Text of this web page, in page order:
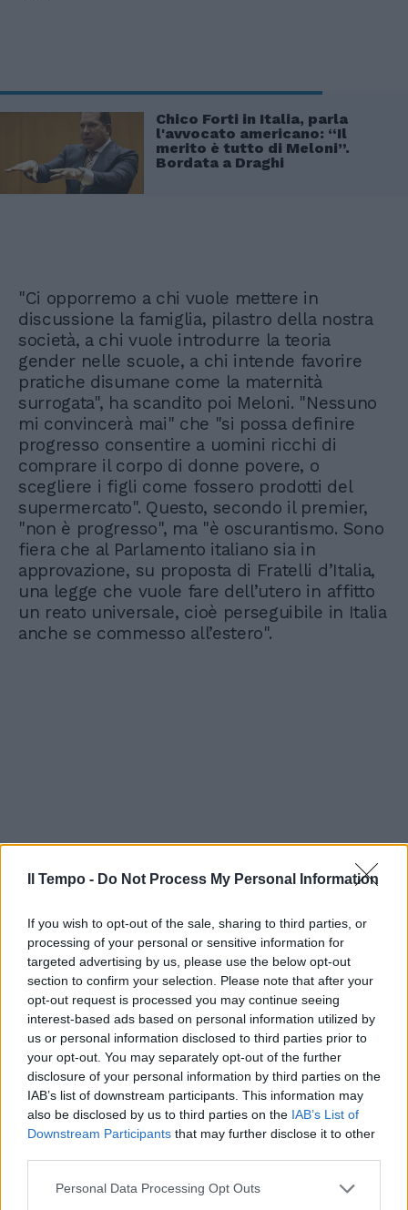
Il Tempo - Do Not Process My Personal Information
If you wish to opt-out of the sale, sharing to third parties, or
processing of your personal or sensitive information for
targeted advertising by us, please use the below opt-out
section to confirm your selection. Please note that after your
opt-out request is processed you may continue seeing
interest-based ads based on personal information utilized by
us or personal information disclosed to third parties prior to
your opt-out. You may separately opt-out of the further
disclosure of your personal information by third parties on the
IAB’s list of downstream participants. This information may
also be disclosed by us to third parties on the IAB’s List of
Downstream Participants that may further disclose it to other
Personal Data Processing Opt Outs
Chico Forti in Italia, parla
l'avvocato americano: “Il
merito è tutto di Meloni”.
Bordata a Draghi
"Ci opporremo a chi vuole mettere in
discussione la famiglia, pilastro della nostra
società, a chi vuole introdurre la teoria
gender nelle scuole, a chi intende favorire
pratiche disumane come la maternità
surrogata", ha scandito poi Meloni. "Nessuno
mi convincerà mai" che "si possa definire
progresso consentire a uomini ricchi di
comprare il corpo di donne povere, o
scegliere i figli come fossero prodotti del
supermercato". Questo, secondo il premier,
"non è progresso", ma "è oscurantismo. Sono
fiera che al Parlamento italiano sia in
approvazione, su proposta di Fratelli d’Italia,
una legge che vuole fare dell’utero in affitto
un reato universale, cioè perseguibile in Italia
anche se commesso all’estero".